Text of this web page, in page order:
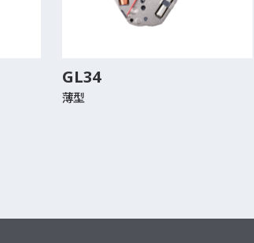
GL34
薄型